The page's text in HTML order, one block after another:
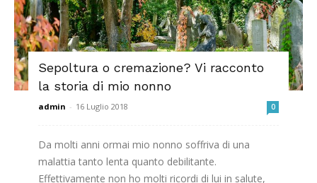
Sepoltura o cremazione? Vi racconto
la storia di mio nonno
admin - 16 Luglio 2018 0
Da molti anni ormai mio nonno soffriva di una
malattia tanto lenta quanto debilitante.
Effettivamente non ho molti ricordi di lui in salute,